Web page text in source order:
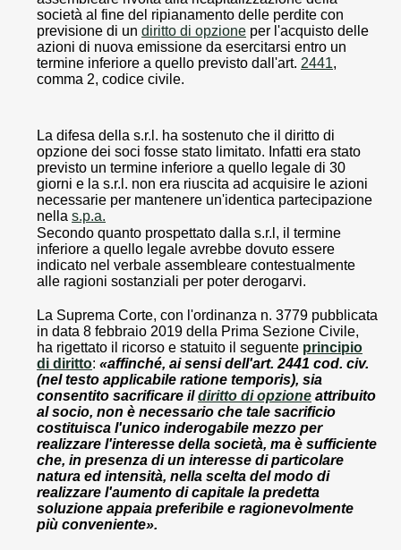
società al fine del ripianamento delle perdite con
previsione di un diritto di opzione per l'acquisto delle
azioni di nuova emissione da esercitarsi entro un
termine inferiore a quello previsto dall'art. 2441,
comma 2, codice civile.
La difesa della s.r.l. ha sostenuto che il diritto di
opzione dei soci fosse stato limitato. Infatti era stato
previsto un termine inferiore a quello legale di 30
giorni e la s.r.l. non era riuscita ad acquisire le azioni
necessarie per mantenere un'identica partecipazione
nella s.p.a.
Secondo quanto prospettato dalla s.r.l, il termine
inferiore a quello legale avrebbe dovuto essere
indicato nel verbale assembleare contestualmente
alle ragioni sostanziali per poter derogarvi.
La Suprema Corte, con l'ordinanza n. 3779 pubblicata
in data 8 febbraio 2019 della Prima Sezione Civile,
ha rigettato il ricorso e statuito il seguente principio
di diritto: «affinché, ai sensi dell'art. 2441 cod. civ.
(nel testo applicabile ratione temporis), sia
consentito sacrificare ildiritto di opzione attribuito
al socio, non è necessario che tale sacrificio
costituisca l'unico inderogabile mezzo per
realizzare l'interesse della società, ma è sufficiente
che, in presenza di un interesse di particolare
natura ed intensità, nella scelta del modo di
realizzare l'aumento di capitale la predetta
soluzione appaia preferibile e ragionevolmente
più conveniente».